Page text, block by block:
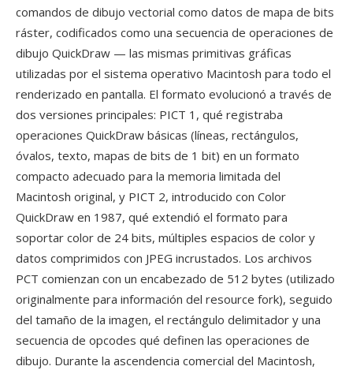
comandos de dibujo vectorial como datos de mapa de bits
ráster, codificados como una secuencia de operaciones de
dibujo QuickDraw — las mismas primitivas gráficas
utilizadas por el sistema operativo Macintosh para todo el
renderizado en pantalla. El formato evolucionó a través de
dos versiones principales: PICT 1, qué registraba
operaciones QuickDraw básicas (líneas, rectángulos,
óvalos, texto, mapas de bits de 1 bit) en un formato
compacto adecuado para la memoria limitada del
Macintosh original, y PICT 2, introducido con Color
QuickDraw en 1987, qué extendió el formato para
soportar color de 24 bits, múltiples espacios de color y
datos comprimidos con JPEG incrustados. Los archivos
PCT comienzan con un encabezado de 512 bytes (utilizado
originalmente para información del resource fork), seguido
del tamaño de la imagen, el rectángulo delimitador y una
secuencia de opcodes qué definen las operaciones de
dibujo. Durante la ascendencia comercial del Macintosh,